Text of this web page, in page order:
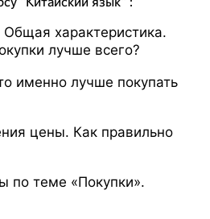
Общая характеристика.
лучше всего?
именно лучше покупать
цены. Как правильно
по теме «Покупки».